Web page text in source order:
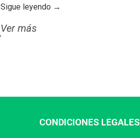
Sigue leyendo →
Ver más
CONDICIONES LEGALES